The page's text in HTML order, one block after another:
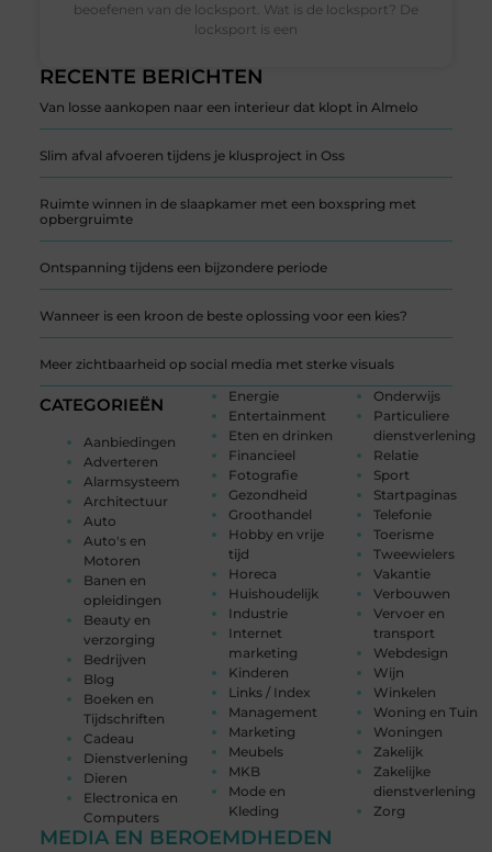
RECENTE BERICHTEN
Van losse aankopen naar een interieur dat klopt in Almelo
Slim afval afvoeren tijdens je klusproject in Oss
Ruimte winnen in de slaapkamer met een boxspring met
opbergruimte
Ontspanning tijdens een bijzondere periode
Wanneer is een kroon de beste oplossing voor een kies?
Meer zichtbaarheid op social media met sterke visuals
CATEGORIEËN
Aanbiedingen
Adverteren
Alarmsysteem
Architectuur
Auto
Auto's en
Motoren
Banen en
opleidingen
Beauty en
verzorging
Bedrijven
Blog
Boeken en
Tijdschriften
Cadeau
Dienstverlening
Dieren
Electronica en
Computers
Energie
Entertainment
Eten en drinken
Financieel
Fotografie
Gezondheid
Groothandel
Hobby en vrije
tijd
Horeca
Huishoudelijk
Industrie
Internet
marketing
Kinderen
Links / Index
Management
Marketing
Meubels
MKB
Mode en
Kleding
Onderwijs
Particuliere
dienstverlening
Relatie
Sport
Startpaginas
Telefonie
Toerisme
Tweewielers
Vakantie
Verbouwen
Vervoer en
transport
Webdesign
Wijn
Winkelen
Woning en Tuin
Woningen
Zakelijk
Zakelijke
dienstverlening
Zorg
MEDIA EN BEROEMDHEDEN
beoefenen van de locksport. Wat is de locksport? De
locksport is een